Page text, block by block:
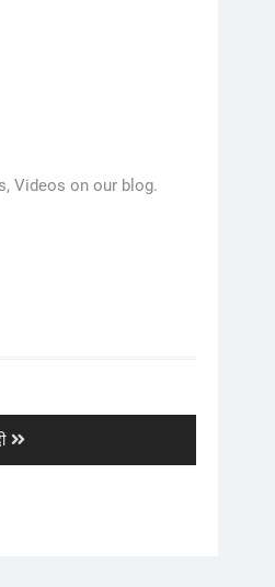
Videos on our blog.